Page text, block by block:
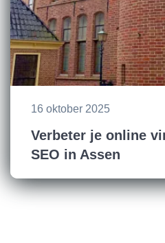
16 oktober 2025
Verbeter je online
SEO in Assen